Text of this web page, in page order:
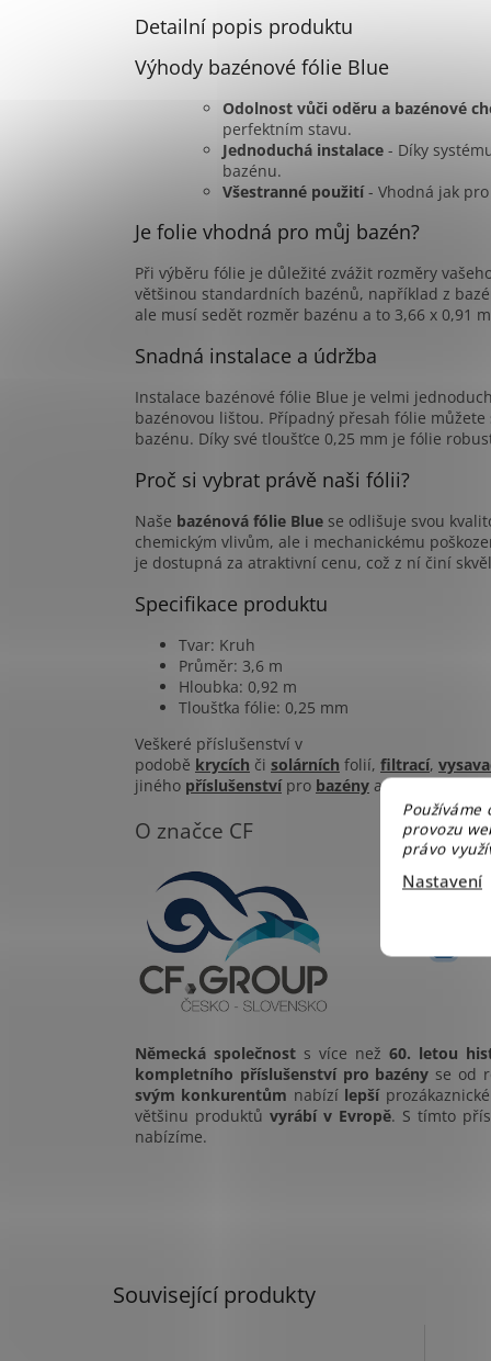
Používáme
provozu
právo
Nastavení
Související produkty
Detailní popis produktu
Výhody bazénové fólie Blue
Odolnost vůči oděru a bazénové
perfektním stavu.
Jednoduchá instalace - Díky
bazénu.
Všestranné použití- Vhodná jak
Je folie vhodná pro můj bazén?
Při výběru fólie je důležité zvážit rozměry
většinou standardních bazénů, například z
ale musí sedět rozměr bazénu a to 3,66 x 0,91 m
Snadná instalace a údržba
Instalace bazénové fólie Blue je velmi
bazénovou lištou. Případný přesah fólie
bazénu. Díky své tloušťce 0,25 mm je fólie
Proč si vybrat právě naši fólii?
Naše bazénová fólie Blue se odlišuje svou
chemickým vlivům, ale i mechanickému
je dostupná za atraktivní cenu, což z ní činí
Specifikace produktu
Tvar: Kruh
Průměr: 3,6 m
Hloubka: 0,92 m
Tloušťka fólie: 0,25 mm
Veškeré příslušenství v
podobě krycích či solárních folií, filtrací,
jiného příslušenství pro bazény avířivky
O značce CF
Německá společnosts více než 60. letou
kompletního příslušenství pro bazény se od
svým konkurentům nabízí lepší
většinu produktů vyrábí v Evropě. S tímto
nabízíme.